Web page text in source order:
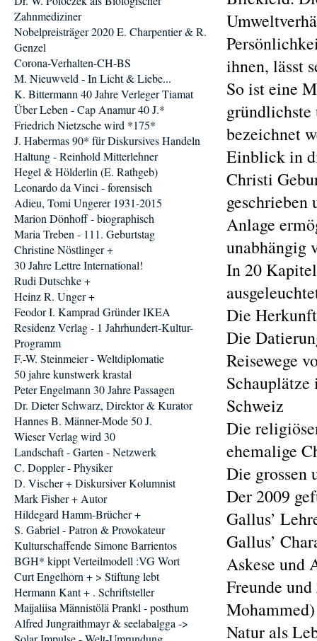
ihnen, lässt
So ist eine
gründlichste
bezeichnet
Einblick in
Christi
Anlage
unabhängig
In 20
Die
Die
Reisewege
Schweiz
Die
ehemalige
Die grossen
Der 2009
Gallus’
Gallus’
Askese und
Freunde
Mohammed)
Natur als
Zahnmediziner
Nobelpreisträger 2020 E. Charpentier & R.
Genzel
Corona-Verhalten-CH-BS
M. Nieuwveld - In Licht & Liebe...
K. Bittermann 40 Jahre Verleger Tiamat
Über Leben - Cap Anamur 40 J.*
Friedrich Nietzsche wird *175*
J. Habermas 90* für Diskursives Handeln
Haltung - Reinhold Mitterlehner
Hegel & Hölderlin (E. Rathgeb)
Leonardo da Vinci - forensisch
Adieu, Tomi Ungerer 1931-2015
Marion Dönhoff - biographisch
Maria Treben - 111. Geburtstag
Christine Nöstlinger +
30 Jahre Lettre International!
Rudi Dutschke +
Heinz R. Unger +
Feodor I. Kamprad Gründer IKEA
Residenz Verlag - 1 Jahrhundert-Kultur-
Programm
F.-W. Steinmeier - Weltdiplomatie
50 jahre kunstwerk krastal
Peter Engelmann 30 Jahre Passagen
Dr. Dieter Schwarz, Direktor & Kurator
Hannes B. Männer-Mode 50 J.
Wieser Verlag wird 30
Landschaft - Garten - Netzwerk
C. Doppler - Physiker
D. Vischer + Diskursiver Kolumnist
Mark Fisher + Autor
Hildegard Hamm-Brücher +
S. Gabriel - Patron & Provokateur
Kulturschaffende Simone Barrientos
BGH* kippt Verteilmodell :VG Wort
Curt Engelhorn + > Stiftung lebt
Hermann Kant + . Schriftsteller
Maijaliisa Männistölä Prankl - posthum
Alfred Jungraithmayr & seelabalgga ->